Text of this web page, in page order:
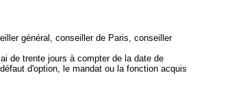
général, conseiller de Paris, conseiller
de trente jours à compter de la date de
d'option, le mandat ou la fonction acquis